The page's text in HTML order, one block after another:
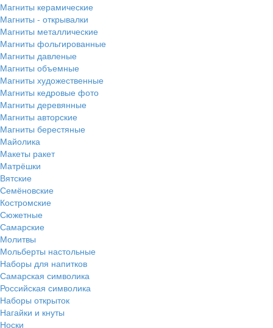
Магниты керамические
Магниты - открывалки
Магниты металлические
Магниты фольгированные
Магниты давленые
Магниты объемные
Магниты художественные
Магниты кедровые фото
Магниты деревянные
Магниты авторские
Магниты берестяные
Майолика
Макеты ракет
Матрёшки
Вятские
Семёновские
Костромские
Сюжетные
Самарские
Молитвы
Мольберты настольные
Наборы для напитков
Самарская символика
Российская символика
Наборы открыток
Нагайки и кнуты
Носки